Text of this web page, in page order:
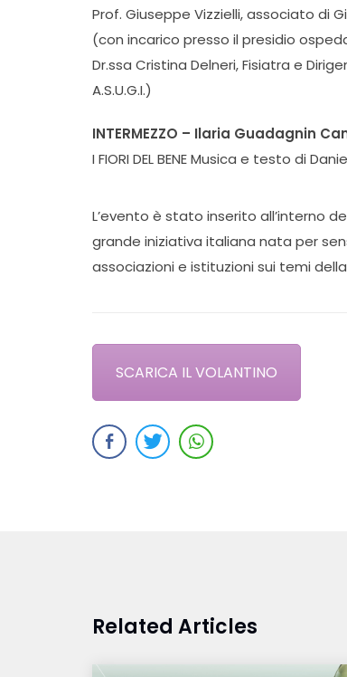
Prof. Giuseppe Vizzielli, associato di
(con incarico presso il presidio
Dr.ssa Cristina Delneri, Fisiatra e
A.S.U.G.I.)
INTERMEZZO – Ilaria Guadagnin
I FIORI DEL BENE Musica e testo di
L’evento è stato inserito all’interno
grande iniziativa italiana nata per
associazioni e istituzioni sui temi
SCARICA IL VOLANTINO
Related Articles